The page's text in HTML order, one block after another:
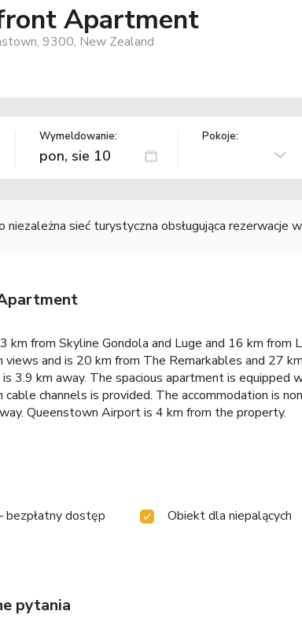
Apartment
9300, New Zealand
Wymeldowanie: Pokoje:
niezależna sieć turystyczna obsługująca rezerwacje
km from Skyline Gondola and Luge and 16 km
and is 20 km from The Remarkables and 27
3.9 km away. The spacious apartment is equipped
channels is provided. The accommodation is
Queenstown Airport is 4 km from the property.
dostęp
Obiekt dla niepalących
pytania